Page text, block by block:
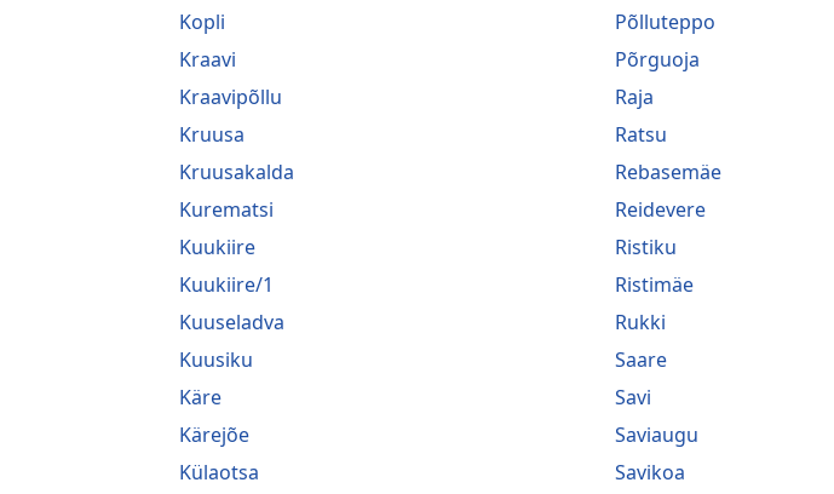
Kopli
Kraavi
Kraavipõllu
Kruusa
Kruusakalda
Kurematsi
Kuukiire
Kuukiire/1
Kuuseladva
Kuusiku
Käre
Kärejõe
Külaotsa
Põlluteppo
Põrguoja
Raja
Ratsu
Rebasemäe
Reidevere
Ristiku
Ristimäe
Rukki
Saare
Savi
Saviaugu
Savikoa